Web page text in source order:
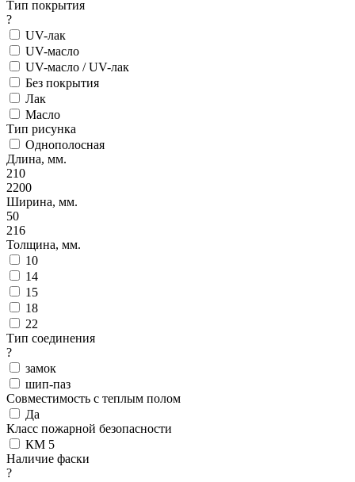
Тип покрытия
?
UV-лак
UV-масло
UV-масло / UV-лак
Без покрытия
Лак
Масло
Тип рисунка
Однополосная
Длина, мм.
210
2200
Ширина, мм.
50
216
Толщина, мм.
10
14
15
18
22
Тип соединения
?
замок
шип-паз
Совместимость с теплым полом
Да
Класс пожарной безопасности
КМ 5
Наличие фаски
?